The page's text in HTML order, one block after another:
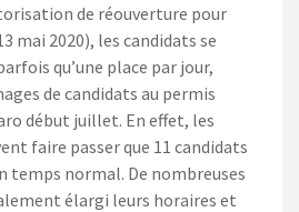
de réouverture pour
mai 2020), les candidats se
qu’une place par jour,
de candidats au permis
début juillet. En effet, les
faire passer que 11 candidats
temps normal. De nombreuses
élargi leurs horaires et